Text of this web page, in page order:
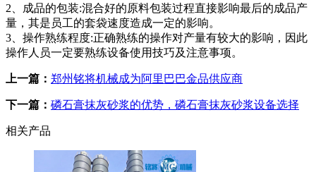
2、成品的包装:混合好的原料包装过程直接影响最后的成品产
量，其是员工的套袋速度造成一定的影响。
3、操作熟练程度:正确熟练的操作对产量有较大的影响，因此
操作人员一定要熟练设备使用技巧及注意事项。
上一篇： 郑州铭将机械成为阿里巴巴金品供应商
下一篇： 磷石膏抹灰砂浆的优势，磷石膏抹灰砂浆设备选择
相关产品